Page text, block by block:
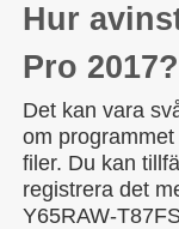
Hur
Pro 2017?
Det kan vara
om
filer. Du kan
registrera det
Y65RAW-